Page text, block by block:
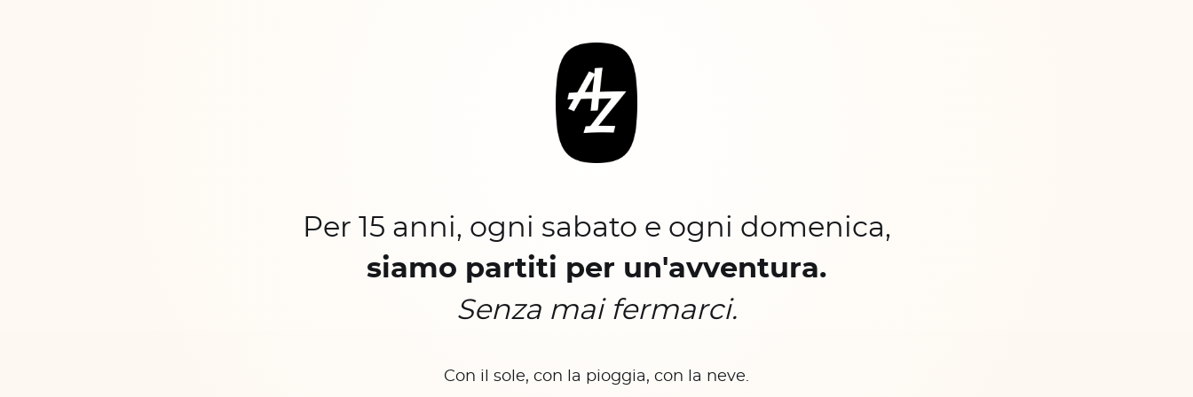
Per 15 anni, ogni sabato e ogni domenica,
siamo partiti per un'avventura.
Senza mai fermarci.
Con il sole, con la pioggia, con la neve.